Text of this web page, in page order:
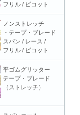
フリル / ピコット
ノンストレッチ
・テープ・ブレード
スパン / レース /
フリル / ピコット
平ゴムグリッター
テープ・ブレード
（ストレッチ）